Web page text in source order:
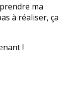
ma
à réaliser, ça
!